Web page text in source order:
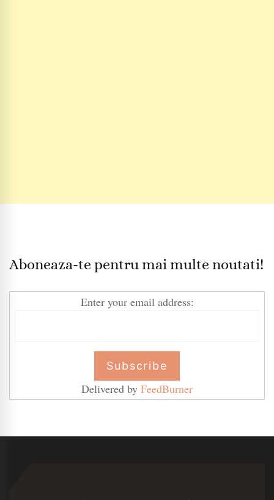
Aboneaza-te pentru mai multe noutati!
Enter your email address:
Delivered by FeedBurner